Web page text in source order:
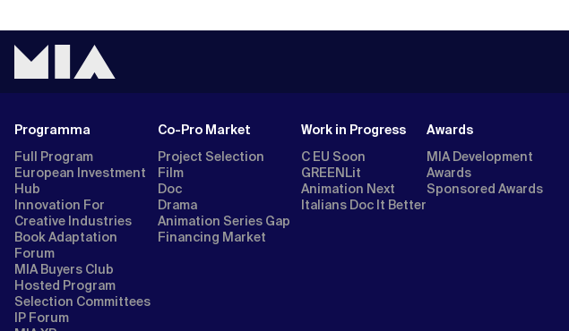
Programma
Full Program
European Investment
Hub
Innovation For
Creative Industries
Book Adaptation
Forum
MIA Buyers Club
Hosted Program
Selection Committees
IP Forum
Co-Pro Market
Project Selection
Film
Doc
Drama
Animation Series Gap
Financing Market
Work in Progress
C EU Soon
GREENLit
Animation Next
Italians Doc It Better
Awards
MIA Development
Awards
Sponsored Awards